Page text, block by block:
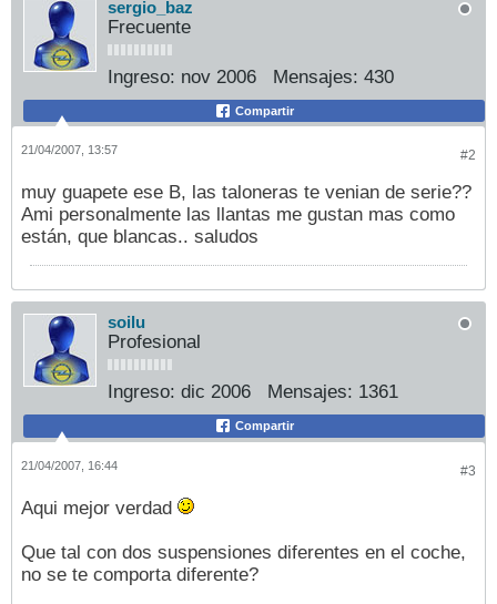
sergio_baz
Frecuente
Ingreso: nov 2006 Mensajes: 430
Compartir
#2
21/04/2007, 13:57
muy guapete ese B, las taloneras te venian de serie??
Ami personalmente las llantas me gustan mas como
están, que blancas.. saludos
soilu
Profesional
Ingreso: dic 2006 Mensajes: 1361
Compartir
#3
21/04/2007, 16:44
Aqui mejor verdad
Que tal con dos suspensiones diferentes en el coche,
no se te comporta diferente?